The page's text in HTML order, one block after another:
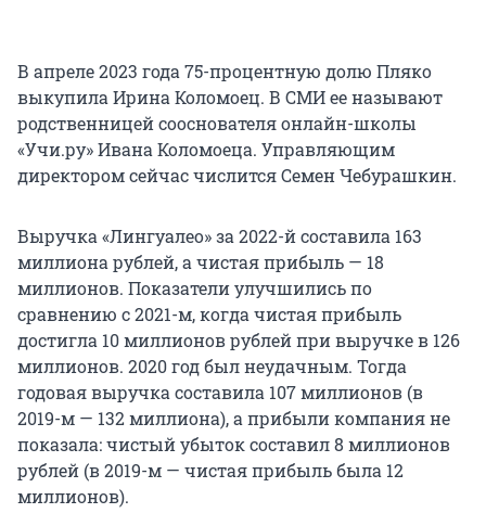
В апреле 2023 года 75-процентную долю Пляко
выкупила Ирина Коломоец. В СМИ ее называют
родственницей сооснователя онлайн-школы
«Учи.ру» Ивана Коломоеца. Управляющим
директором сейчас числится Семен Чебурашкин.
Выручка «Лингуалео» за 2022-й составила 163
миллиона рублей, а чистая прибыль — 18
миллионов. Показатели улучшились по
сравнению с 2021-м, когда чистая прибыль
достигла 10 миллионов рублей при выручке в 126
миллионов. 2020 год был неудачным. Тогда
годовая выручка составила 107 миллионов (в
2019-м — 132 миллиона), а прибыли компания не
показала: чистый убыток составил 8 миллионов
рублей (в 2019-м — чистая прибыль была 12
миллионов).